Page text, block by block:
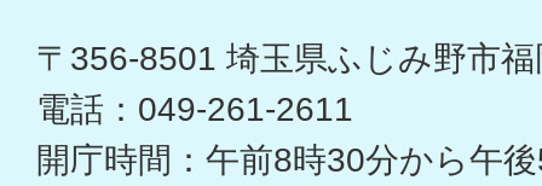
〒356-8501 埼玉県ふじみ野市
電話：049-261-2611
開庁時間：午前8時30分から午